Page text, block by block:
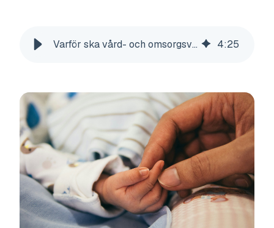
Varför ska vård- och omsorgsverksamheter arbeta med genomförandeplaner? 4:25